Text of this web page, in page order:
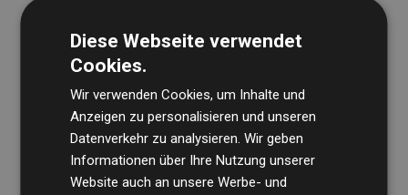
Die Wirtschaftsprüfungsgesellschaft BDOüberprüft
regelmäßig unsere Berechnungen und Methodik, um
Diese Webseite verwendet
Cookies.
Wir verwenden Cookies, um Inhalte und
Anzeigen zu personalisieren und unseren
Datenverkehr zu analysieren. Wir geben
Informationen über Ihre Nutzung unserer
Website auch an unsere Werbe- und